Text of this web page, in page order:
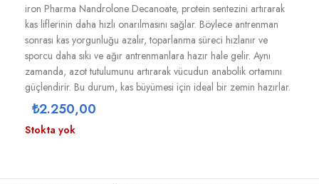
iron Pharma Nandrolone Decanoate, protein sentezini artırarak
kas liflerinin daha hızlı onarılmasını sağlar. Böylece antrenman
sonrası kas yorgunluğu azalır, toparlanma süreci hızlanır ve
sporcu daha sıkı ve ağır antrenmanlara hazır hale gelir. Aynı
zamanda, azot tutulumunu artırarak vücudun anabolik ortamını
güçlendirir. Bu durum, kas büyümesi için ideal bir zemin hazırlar.
₺2.250,00
Stokta yok